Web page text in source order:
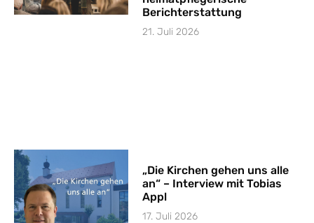
Berichterstattung
21. Juli 2026
„Die Kirchen gehen uns alle
an“ – Interview mit Tobias
Appl
17. Juli 2026